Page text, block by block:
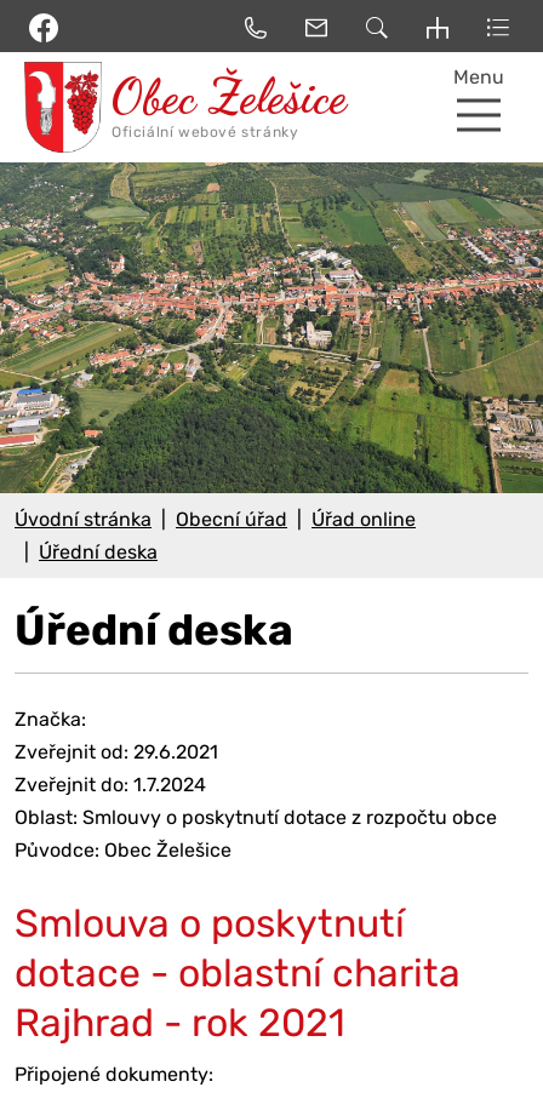
Menu
Úvodní stránka Obecní úřad
Úřad online
Úřední deska
Úřední deska
Značka:
Zveřejnit od: 29.6.2021
Zveřejnit do: 1.7.2024
Oblast: Smlouvy o poskytnutí dotace z rozpočtu obce
Původce: Obec Želešice
Smlouva o poskytnutí
dotace - oblastní charita
Rajhrad - rok 2021
Připojené dokumenty: